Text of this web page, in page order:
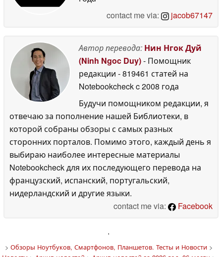
contact me via:
jacob67147
Автор перевода: Нин Нгок Дуй
(Ninh Ngoc Duy)- Помощник
редакции - 819461 статей на
Notebookcheckc 2008 года
Будучи помощником редакции, я
отвечаю за пополнение нашей Библиотеки, в
которой собраны обзоры с самых разных
сторонних порталов. Помимо этого, каждый день я
выбираю наиболее интересные материалы
Notebookcheck для их последующего перевода на
французский, испанский, португальский,
нидерландский и другие языки.
contact me via:
Facebook
'
> Обзоры Ноутбуков, Смартфонов, Планшетов. Тесты и Новости>